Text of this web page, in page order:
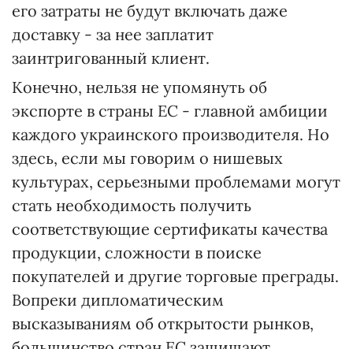
его затраты не будут включать даже
доставку - за нее заплатит
заинтригованный клиент.
Конечно, нельзя не упомянуть об
экспорте в страны ЕС - главной амбиции
каждого украинского производителя. Но
здесь, если мы говорим о нишевых
культурах, серьезными проблемами могут
стать необходимость получить
соответствующие сертификаты качества
продукции, сложности в поиске
покупателей и другие торговые преграды.
Вопреки дипломатическим
высказываниям об открытости рынков,